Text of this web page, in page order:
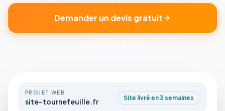
Demander un devis gratuit
PROJET WEB
site-tournefeuille.fr Site livré en 3 semaines